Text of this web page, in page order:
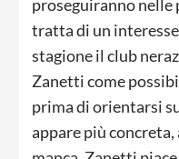
proseguiranno nelle
tratta di un
stagione il club
Zanetti come
prima di orientarsi
appare più concreta,